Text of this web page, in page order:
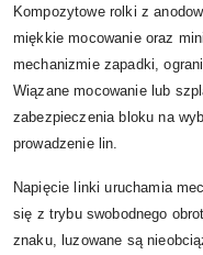
Kompozytowe rolki z
miękkie mocowanie oraz
mechanizmie zapadki,
Wiązane mocowanie lub
zabezpieczenia bloku na
prowadzenie lin.
Napięcie linki uruchamia
się z trybu swobodnego
znaku, luzowane są